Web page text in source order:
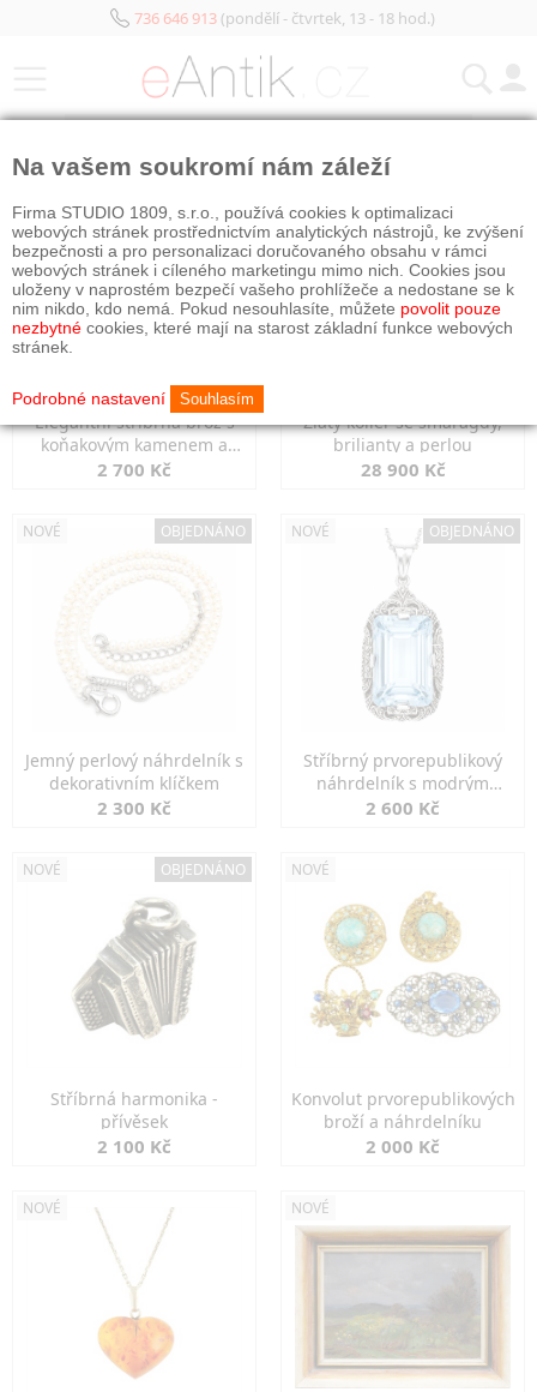
736 646 913(pondělí - čtvrtek, 13 - 18 hod.)
Elegantní stříbrná brož s
koňakovým kamenem a
markazity
2 700 Kč
Zlatý kolier se smaragdy,
brilianty a perlou
28 900 Kč
NOVÉ OBJEDNÁNO
Jemný perlový náhrdelník s
dekorativním klíčkem
2 300 Kč
NOVÉ OBJEDNÁNO
Stříbrný prvorepublikový
náhrdelník s modrým
spinelem
2 600 Kč
NOVÉ OBJEDNÁNO
Stříbrná harmonika -
přívěsek
2 100 Kč
NOVÉ
Konvolut prvorepublikových
broží a náhrdelníku
2 000 Kč
NOVÉ NOVÉ
Na vašem soukromí nám záleží
Firma STUDIO 1809, s.r.o., používá cookies k optimalizaci
webových stránek prostřednictvím analytických nástrojů, ke zvýšení
bezpečnosti a pro personalizaci doručovaného obsahu v rámci
webových stránek i cíleného marketingu mimo nich. Cookies jsou
uloženy v naprostém bezpečí vašeho prohlížeče a nedostane se k
nim nikdo, kdo nemá. Pokud nesouhlasíte, můžete povolit pouze
nezbytné cookies, které mají na starost základní funkce webových
stránek.
Podrobné nastavení Souhlasím